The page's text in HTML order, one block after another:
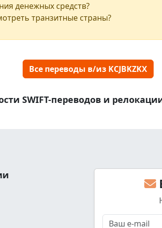
денежных средств?
транзитные страны?
Все переводы в/из KCJBKZKX
SWIFT-переводов и